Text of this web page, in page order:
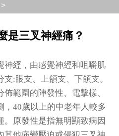
是三叉神經痛？
神經，由感覺神經和咀嚼肌
:眼支、上頜支、下頜支。
範圍的陣發性、電擊樣、
，40歲以上的中老年人較多
。原發性是指無明顯致病因